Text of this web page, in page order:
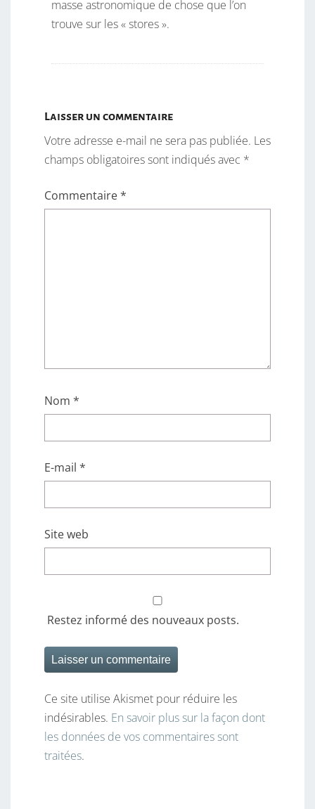
masse astronomique de chose que l’on
trouve sur les « stores ».
Laisser un commentaire
Votre adresse e-mail ne sera pas publiée. Les
champs obligatoires sont indiqués avec *
Commentaire*
Nom *
E-mail *
Site web
Restez informé des nouveaux posts.
Ce site utilise Akismet pour réduire les
indésirables. En savoir plus sur la façon dont
les données de vos commentaires sont
traitées.